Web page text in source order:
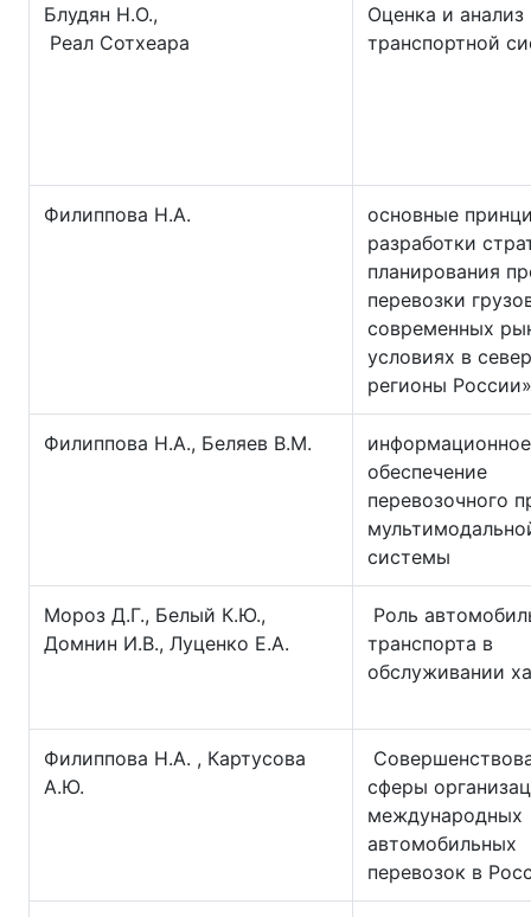
Блудян Н.О.,
Реал Сотхеара
Оценка и анализ
транспортной
Филиппова Н.А.
основные
разработки
планирования
перевозки
современных
условиях в
регионы России»
Филиппова Н.А., Беляев В.М.
информационное
обеспечение
перевозочного
системы
Мороз Д.Г., Белый К.Ю.,
Домнин И.В., Луценко Е.А.
Роль
транспорта в
обслуживании
Филиппова Н.А. , Картусова
А.Ю.
сферы
международных
автомобильных
перевозок в